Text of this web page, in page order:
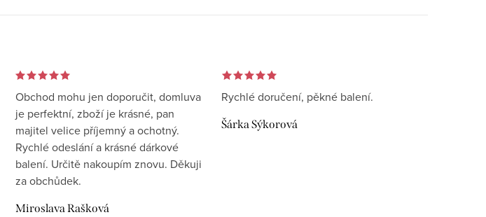
Obchod mohu jen doporučit, domluva
je perfektní, zboží je krásné, pan
majitel velice příjemný a ochotný.
Rychlé odeslání a krásné dárkové
balení. Určitě nakoupím znovu. Děkuji
za obchůdek.
Miroslava Rašková
Rychlé doručení, pěkné balení.
Šárka Sýkorová